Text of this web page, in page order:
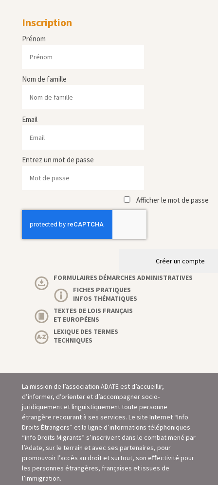
Inscription
Prénom
Nom de famille
Email
Entrez un mot de passe
Afficher le mot de passe
Créer un compte
FORMULAIRES DÉMARCHES ADMINISTRATIVES
FICHES PRATIQUES
INFOS THÉMATIQUES
TEXTES DE LOIS FRANÇAIS
ET EUROPÉENS
LEXIQUE DES TERMES
TECHNIQUES
La mission de l’association ADATE est d’accueillir,
d’informer, d’orienter et d’accompagner socio-
juridiquement et linguistiquement toute personne
étrangère recourant à ses services. Le site Internet “Info
Droits Étrangers” et la ligne d’informations téléphoniques
“info Droits Migrants” s’inscrivent dans le combat mené par
l’Adate, sur le terrain et avec ses partenaires, pour
promouvoir l’accès au droit et surtout, son eﬀectivité pour
les personnes étrangères, françaises et issues de
l’immigration.